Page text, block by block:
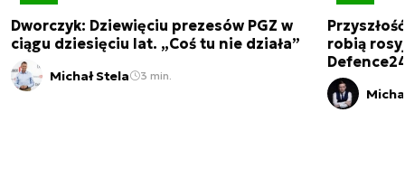
Dworczyk: Dziewięciu prezesów PGZ w
ciągu dziesięciu lat. „Coś tu nie działa”
Michał Stela 3 min.
robią